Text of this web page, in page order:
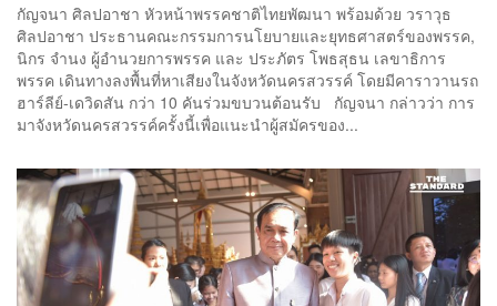
กัญจนา ศิลปอาชา หัวหน้าพรรคชาติไทยพัฒนา พร้อมด้วย วราวุธ
ศิลปอาชา ประธานคณะกรรมการนโยบายและยุทธศาสตร์ของพรรค,
นิกร จำนง ผู้อำนวยการพรรค และ ประภัตร โพธสุธน เลขาธิการ
พรรค เดินทางลงพื้นที่หาเสียงในจังหวัดนครสวรรค์ โดยมีคาราวานรถ
ฮาร์ลีย์-เดวิดสัน กว่า 10 คันร่วมขบวนต้อนรับ กัญจนา กล่าวว่า การ
มาจังหวัดนครสวรรค์ครั้งนี้เพื่อแนะนำผู้สมัครของ...